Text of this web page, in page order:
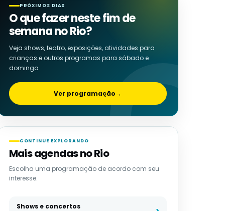
PRÓXIMOS DIAS
O que fazer neste fim de
semana no Rio?
Veja shows, teatro, exposições, atividades para
crianças e outros programas para sábado e
domingo.
Ver programação→
CONTINUE EXPLORANDO
Mais agendas no Rio
Escolha uma programação de acordo com seu
interesse.
Shows e concertos